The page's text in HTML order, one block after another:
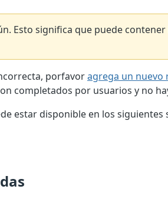
Esto significa que puede
porfavoragrega un nuevo
completados por usuarios y no
estar disponible en los siguientes